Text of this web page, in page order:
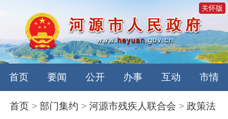
关怀版
首页 要闻 公开 办事 互动 市情
首页 >部门集约 >河源市残疾人联合会 >政策法